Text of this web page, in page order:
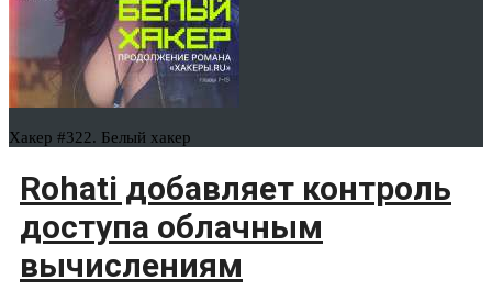
Хакер #322. Белый хакер
Rohati добавляет контроль
доступа облачным
вычислениям